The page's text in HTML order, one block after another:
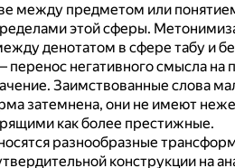
между предметом или
этой сферы.
денотатом в сфере табу и
перенос негативного смысла на
Заимствованные слова
затемнена, они не имеют
как более престижные.
разнообразные
конструкции на